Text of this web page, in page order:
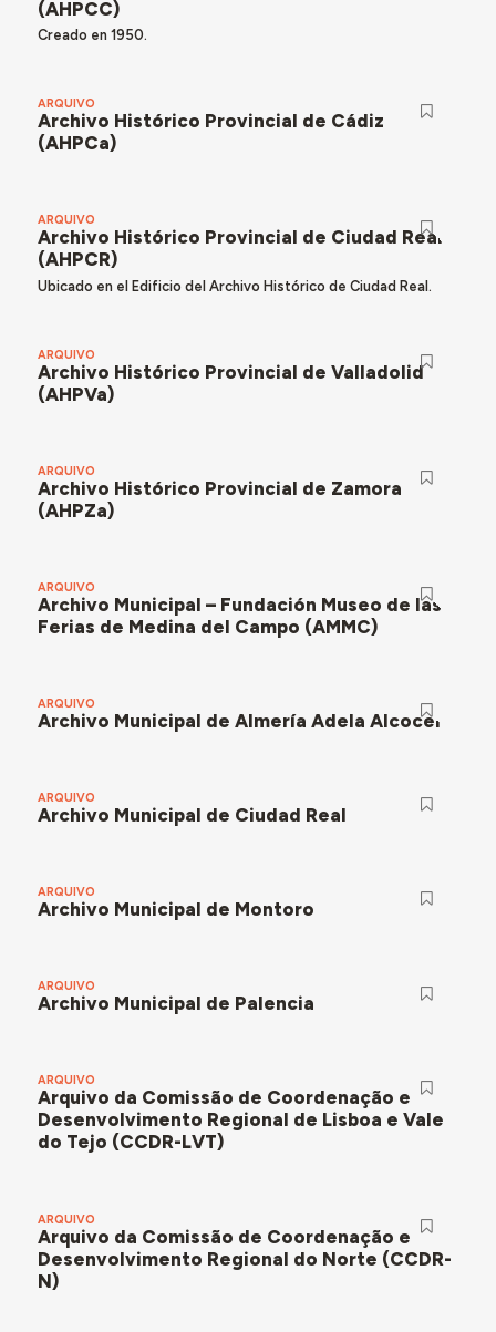
(AHPCC)
Creado en 1950.
ARQUIVO
Archivo Histórico Provincial de Cádiz
(AHPCa)
ARQUIVO
Archivo Histórico Provincial de Ciudad Real
(AHPCR)
Ubicado en el Edificio del Archivo Histórico de Ciudad Real.
ARQUIVO
Archivo Histórico Provincial de Valladolid
(AHPVa)
ARQUIVO
Archivo Histórico Provincial de Zamora
(AHPZa)
ARQUIVO
Archivo Municipal – Fundación Museo de las
Ferias de Medina del Campo (AMMC)
ARQUIVO
Archivo Municipal de Almería Adela Alcocer
ARQUIVO
Archivo Municipal de Ciudad Real
ARQUIVO
Archivo Municipal de Montoro
ARQUIVO
Archivo Municipal de Palencia
ARQUIVO
Arquivo da Comissão de Coordenação e
Desenvolvimento Regional de Lisboa e Vale
do Tejo (CCDR-LVT)
ARQUIVO
Arquivo da Comissão de Coordenação e
Desenvolvimento Regional do Norte (CCDR-
N)